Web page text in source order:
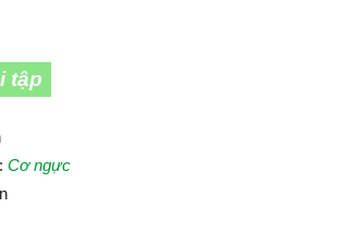
tập
Cơ ngực